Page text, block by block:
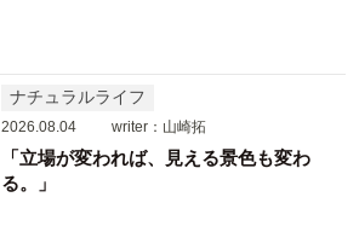
ナチュラルライフ
2026.08.04 writer：山崎拓
「立場が変われば、見える景色も変わ
る。」